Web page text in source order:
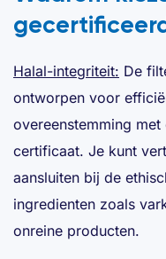
Halal-integriteit: De
ontworpen voor
overeenstemming
certificaat. Je kunt
aansluiten bij de
ingredienten zoals
onreine producten.